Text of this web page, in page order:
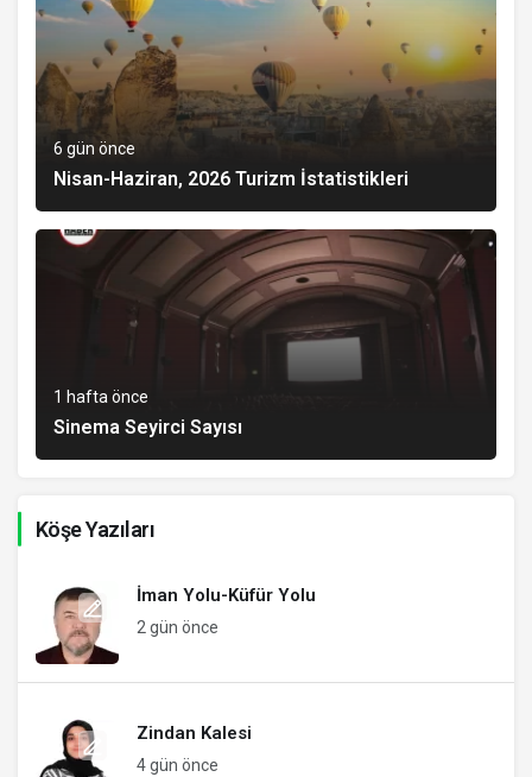
6 gün önce
Nisan-Haziran, 2026 Turizm İstatistikleri
1 hafta önce
Sinema Seyirci Sayısı
Köşe Yazıları
İman Yolu-Küfür Yolu
2 gün önce
Zindan Kalesi
4 gün önce